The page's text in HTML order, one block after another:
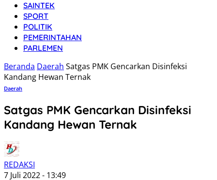
SAINTEK
SPORT
POLITIK
PEMERINTAHAN
PARLEMEN
Beranda Daerah Satgas PMK Gencarkan Disinfeksi
Kandang Hewan Ternak
Daerah
Satgas PMK Gencarkan Disinfeksi
Kandang Hewan Ternak
REDAKSI
7 Juli 2022 - 13:49